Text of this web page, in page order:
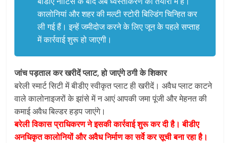
कालोनियां और शहर की मल्टी स्टोरी बिल्डिंग चिन्हित कर
ली गई हैं। इन्हें जमीदोज करने के लिए जून के पहले सप्ताह
में कार्रवाई शुरू हो जाएगी।
जांच पड़ताल कर खरीदें प्लाट, हो जाएंगे ठगी के शिकार
बरेली स्मार्ट सिटी में बीडीए स्वीकृत प्लाट ही खरीदें। अवैध प्लाट काटने
वाले कालोनाइजरों के झांसे में न आएं आपकी जमा पूंजी और मेहनत की
कमाई अवैध बिल्डर हड़प जाएंगे।
बरेली विकास प्राधिकरण ने इसकी कार्रवाई शुरू कर दी है। बीडीए
अनधिकृत कालोनियों और अवैध निर्माण का सर्वे कर सूची बना रहा है।